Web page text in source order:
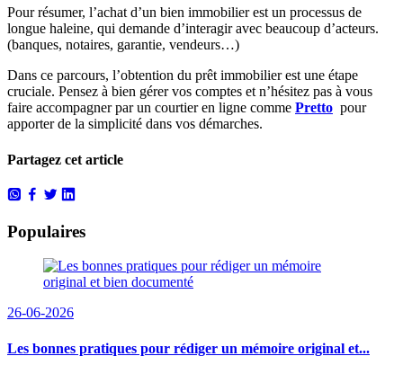
Pour résumer, l’achat d’un bien immobilier est un processus de
longue haleine, qui demande d’interagir avec beaucoup d’acteurs.
(banques, notaires, garantie, vendeurs…)
Dans ce parcours, l’obtention du prêt immobilier est une étape
cruciale. Pensez à bien gérer vos comptes et n’hésitez pas à vous
faire accompagner par un courtier en ligne comme Pretto pour
apporter de la simplicité dans vos démarches.
Partagez cet article
Populaires
26-06-2026
Les bonnes pratiques pour rédiger un mémoire original et...